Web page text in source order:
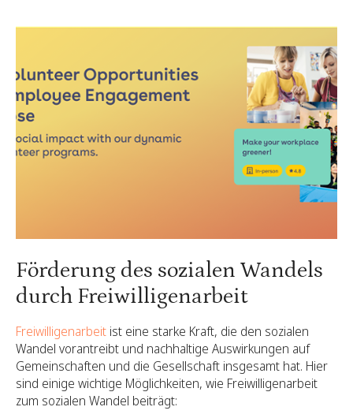
Förderung des sozialen Wandels
durch Freiwilligenarbeit
Freiwilligenarbeit ist eine starke Kraft, die den sozialen
Wandel vorantreibt und nachhaltige Auswirkungen auf
Gemeinschaften und die Gesellschaft insgesamt hat. Hier
sind einige wichtige Möglichkeiten, wie Freiwilligenarbeit
zum sozialen Wandel beiträgt: